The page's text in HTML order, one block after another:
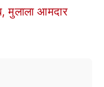
मुलाला आमदार